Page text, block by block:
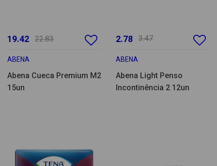
19.42 22.83
ABENA
Abena Cueca Premium M2
15un
2.78 3.47
ABENA
Abena Light Penso
Incontinência 2 12un